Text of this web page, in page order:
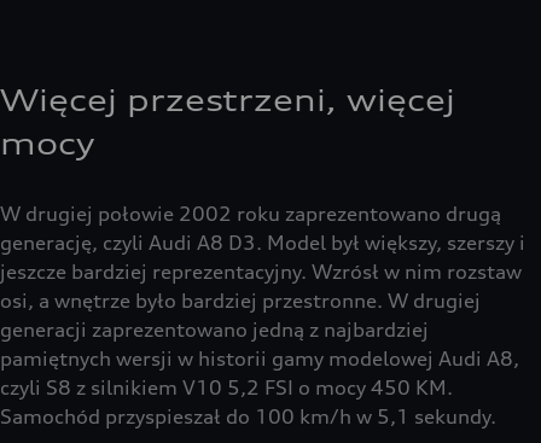
Więcej przestrzeni, więcej
mocy
W drugiej połowie 2002 roku zaprezentowano drugą
generację, czyli Audi A8 D3. Model był większy, szerszy i
jeszcze bardziej reprezentacyjny. Wzrósł w nim rozstaw
osi, a wnętrze było bardziej przestronne. W drugiej
generacji zaprezentowano jedną z najbardziej
pamiętnych wersji w historii gamy modelowej Audi A8,
czyli S8 z silnikiem V10 5,2 FSI o mocy 450 KM.
Samochód przyspieszał do 100 km/h w 5,1 sekundy.